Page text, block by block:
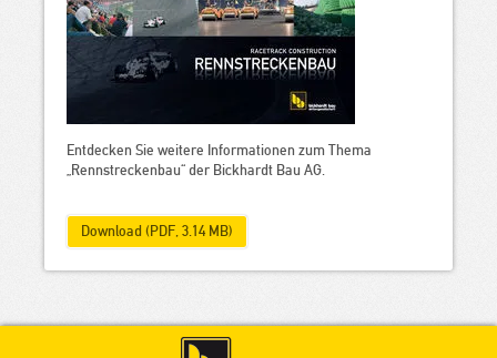
Entdecken Sie weitere Informationen zum Thema
„Rennstreckenbau“ der Bickhardt Bau AG.
Download (PDF, 3.14 MB)